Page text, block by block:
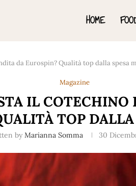
HOME
da Eurospin? Qualità top dalla spesa
Magazine
IL
TOP
byMarianna Somma 30